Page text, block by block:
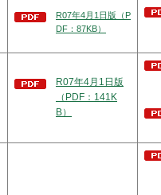
R07年4月1日版（P
DF：87KB）
R07年4月1日版
（PDF：141K
B）